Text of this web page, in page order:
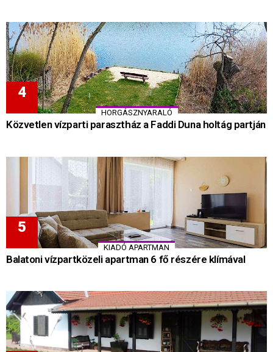
HORGÁSZNYARALÓ
Közvetlen vízparti parasztház a Faddi Duna holtág partján
KIADÓ APARTMAN
Balatoni vízpartközeli apartman 6 fő részére klímával